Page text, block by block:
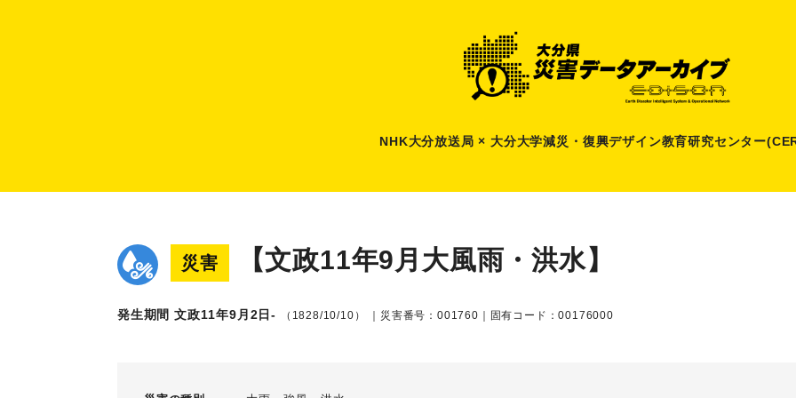
NHK大分放送局 × 大分大学減災 ・ 復興デザイン教育研究センター
災害 【文政11年9月大風雨・洪水】
発生期間 文政11年9月2日- （1828/10/10） ｜災害番号：001760｜固有コード：00176000